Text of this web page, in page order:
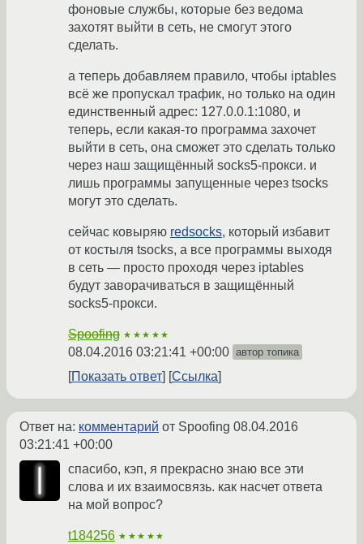
фоновые службы, которые без ведома
захотят выйти в сеть, не смогут этого
сделать.
а теперь добавляем правило, чтобы iptables
всё же пропускал трафик, но только на один
единственный адрес: 127.0.0.1:1080, и
теперь, если какая-то программа захочет
выйти в сеть, она сможет это сделать только
через наш защищённый socks5-прокси. и
лишь программы запущенные через tsocks
могут это сделать.
сейчас ковыряю redsocks, который избавит
от костыля tsocks, а все программы выходя
в сеть — просто проходя через iptables
будут заворачиваться в защищённый
socks5-прокси.
Spoofing ★★★★★
08.04.2016 03:21:41 +00:00 автор топика
Показать ответ Ссылка
Ответ на: комментарий от Spoofing 08.04.2016
03:21:41 +00:00
спасибо, кэп, я прекрасно знаю все эти
слова и их взаимосвязь. как насчет ответа
на мой вопрос?
t184256 ★★★★★